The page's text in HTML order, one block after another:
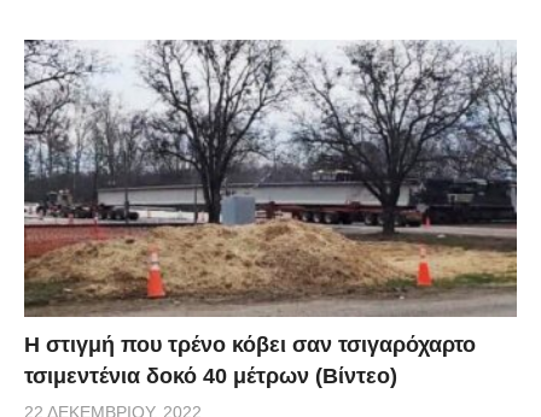
H στιγμή που τρένο κόβει σαν τσιγαρόχαρτο
τσιμεντένια δοκό 40 μέτρων (Βίντεο)
22 ΔΕΚΕΜΒΡΊΟΥ, 2022